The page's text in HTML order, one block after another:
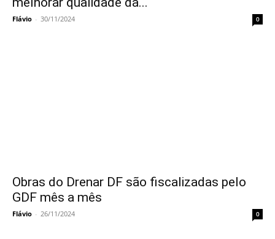
Flávio - 30/11/2024 0
Obras do Drenar DF são fiscalizadas pelo
GDF mês a mês
Flávio - 26/11/2024 0